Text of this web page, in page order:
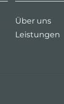
Über uns
Leistungen